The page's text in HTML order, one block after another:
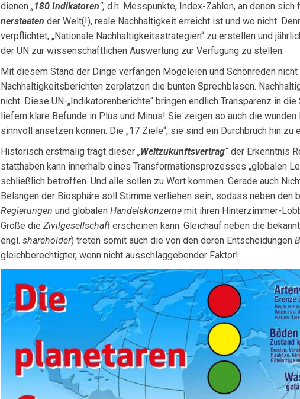
dienen „180 Indikatoren“, d.h. Messpunkte, Index-Zahlen, an denen sich
nerstaaten der Welt(!), reale Nachhaltigkeit erreicht ist und wo nicht.
verpflichtet, „Nationale Nachhaltigkeitsstrategien“ zu erstellen und
der UN zur wissenschaftlichen Auswertung zur Verfügung zu stellen.
Mit diesem Stand der Dinge verfangen Mogeleien und Schönreden
Nachhaltigkeitsberich­ten zerplatzen die bunten Sprechblasen.
nicht. Diese UN-„Indikatorenberichte“ bringen endlich Transparenz in
liefern klare Befunde in Plus und Mi­nus! Sie zeigen so auch die
sinnvoll ansetzen kön­nen. Die „17 Ziele“, sie sind ein Durchbruch hin zu
Historisch erstmalig trägt dieser „Weltzukunftsvertrag“der Erkenntnis
statthaben kann innerhalb eines Transformationsprozesses „globalen
schließlich betroffen. Und alle sollen zu Wort kommen. Gerade auch
Belangen der Biosphäre soll Stimme verliehen sein, sodass neben den
Regierungen und globalen Handelskonzerne mit ihren Hinterzimmer-
Größe die Zivilgesellschaft erscheinen kann. Gleichauf neben die
engl. shareholder) treten somit auch die von den deren Entscheidungen
gleichberechtigter, wenn nicht ausschlaggebender Faktor!